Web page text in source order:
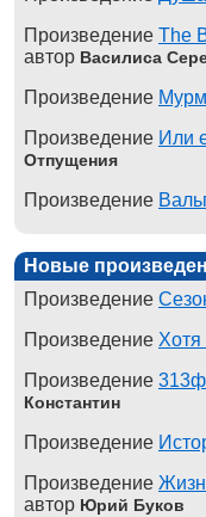
Произведение The
автор Василиса
Произведение
Произведение Или
Отпущения
Произведение
Новые
Произведение
Произведение Хотя
Произведение
Константин
Произведение
Произведение
автор Юрий Буков